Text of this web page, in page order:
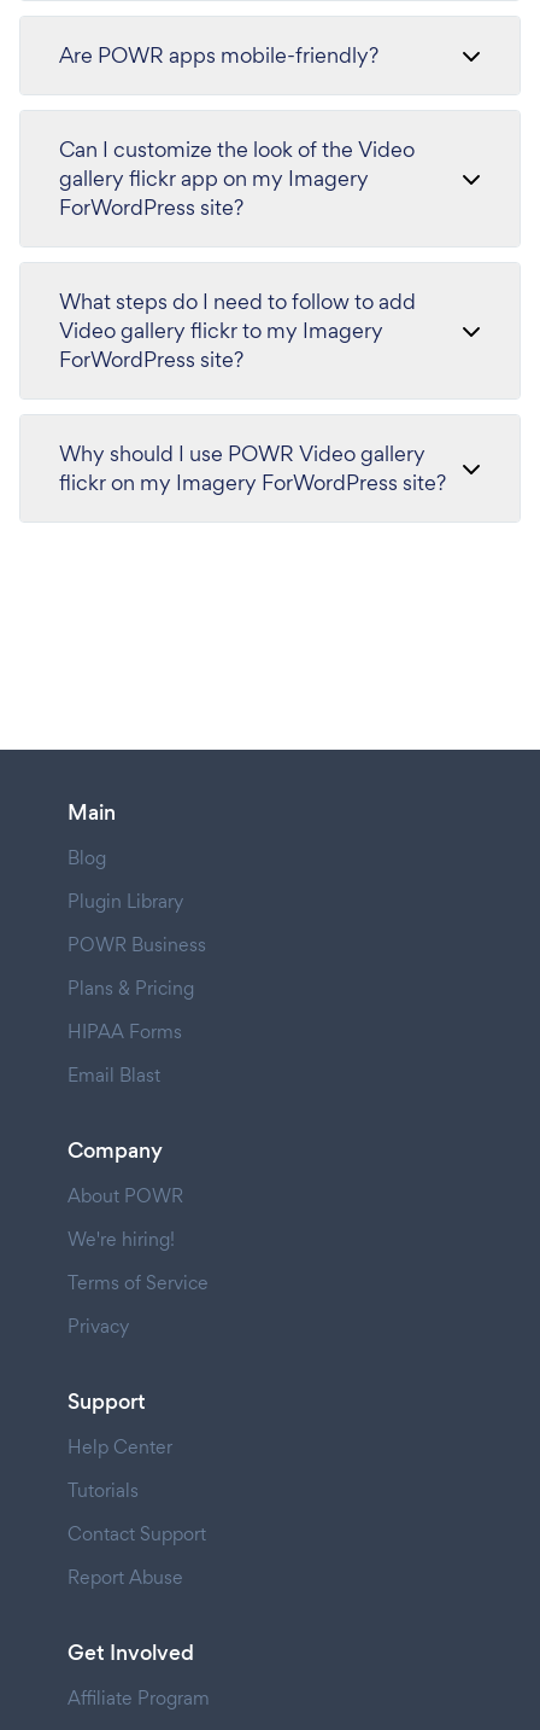
Are POWR apps mobile-friendly?
Can I customize the look of the Video
gallery flickr app on my Imagery
ForWordPress site?
What steps do I need to follow to add
Video gallery flickr to my Imagery
ForWordPress site?
Why should I use POWR Video gallery
flickr on my Imagery ForWordPress site?
Main
Blog
Plugin Library
POWR Business
Plans & Pricing
HIPAA Forms
Email Blast
Company
About POWR
We're hiring!
Terms of Service
Privacy
Support
Help Center
Tutorials
Contact Support
Report Abuse
Get Involved
Affiliate Program